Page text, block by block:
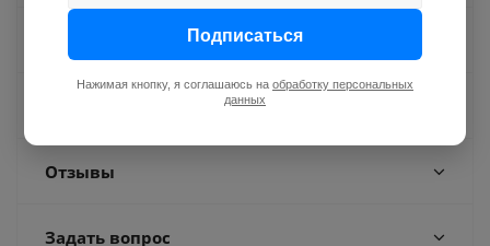
Отзывы
Задать вопрос
Подписаться
Нажимая кнопку, я соглашаюсь на обработку персональных
данных